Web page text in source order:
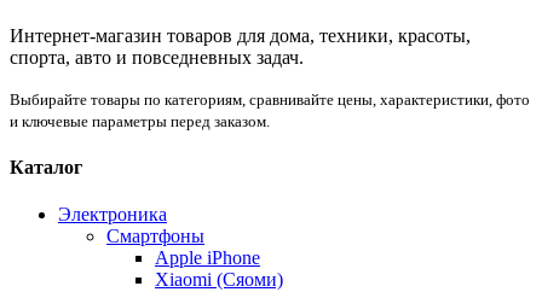
Интернет-магазин товаров для дома, техники, красоты,
спорта, авто и повседневных задач.
Выбирайте товары по категориям, сравнивайте цены, характеристики, фото
и ключевые параметры перед заказом.
Каталог
Электроника
Смартфоны
Apple iPhone
Xiaomi (Сяоми)